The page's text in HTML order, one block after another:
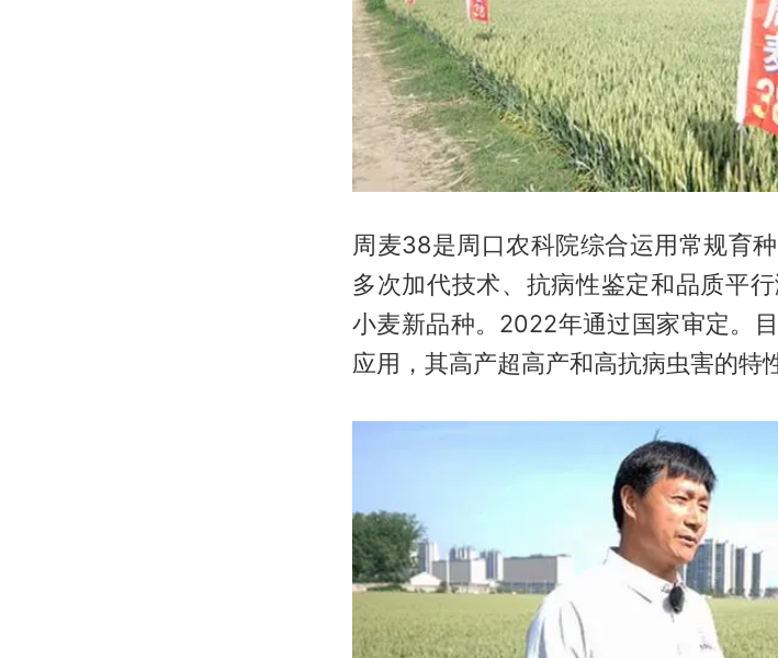
周麦38是周口农科院综合运用常规育
多次加代技术、抗病性鉴定和品质平
小麦新品种。2022年通过国家审定。
应用，其高产超高产和高抗病虫害的特